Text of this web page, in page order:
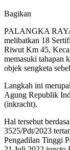
Bagikan
PALANGKA
melibatkan 18
Riwut Km 45,
memasuki tahapan
objek sengketa
Langkah ini
Agung Republik
(inkracht).
Hal tersebut
3525/Pdt/2023
Pengadilan Tinggi